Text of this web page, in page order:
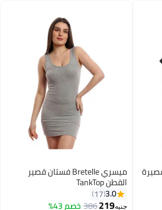
ميسري Bretelle فستان قصير
القطن TankTop
3.0
17
جنيه219
386 خصم 43%